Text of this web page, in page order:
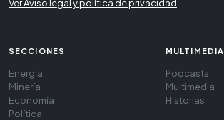
Ver Aviso legal y política de privacidad
SECCIONES
Energía
Minería
Economía
Política
MULTIMEDIA
Podcasts
Multimedia
Historias